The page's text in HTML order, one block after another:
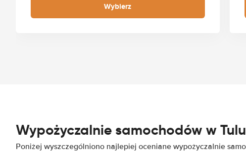
Wybierz
Wypożyczalnie samochodów w
Poniżej wyszczególniono najlepiej oceniane wypożyczalnie